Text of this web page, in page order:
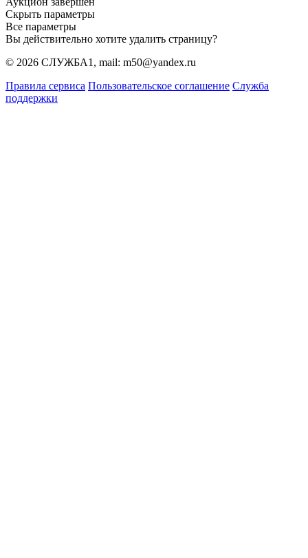
Скрыть параметры
Все параметры
Вы действительно хотите удалить страницу?
© 2026 СЛУЖБА1, mail: m50@yandex.ru
Правила сервиса Пользовательское соглашение Служба
поддержки